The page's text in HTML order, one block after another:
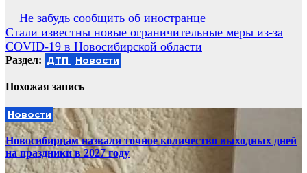
Навигация
по
записям
Не забудь сообщить об иностранце
Стали известны новые ограничительные меры из-за
COVID-19 в Новосибирской области
Раздел: ДТП Новости
Похожая запись
Новости
Новосибирцам назвали точное количество выходных дней
на праздники в 2027 году